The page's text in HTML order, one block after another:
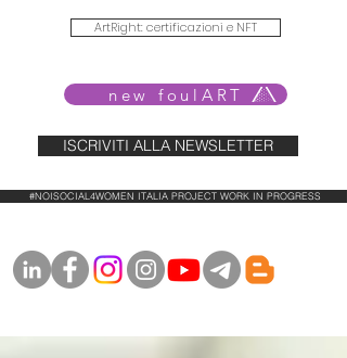
ArtRight: certificazioni e NFT
new foulART
ISCRIVITI ALLA NEWSLETTER
#NOISOCIAL4WOMEN ITALIA PROJECT WORK IN PROGRESS